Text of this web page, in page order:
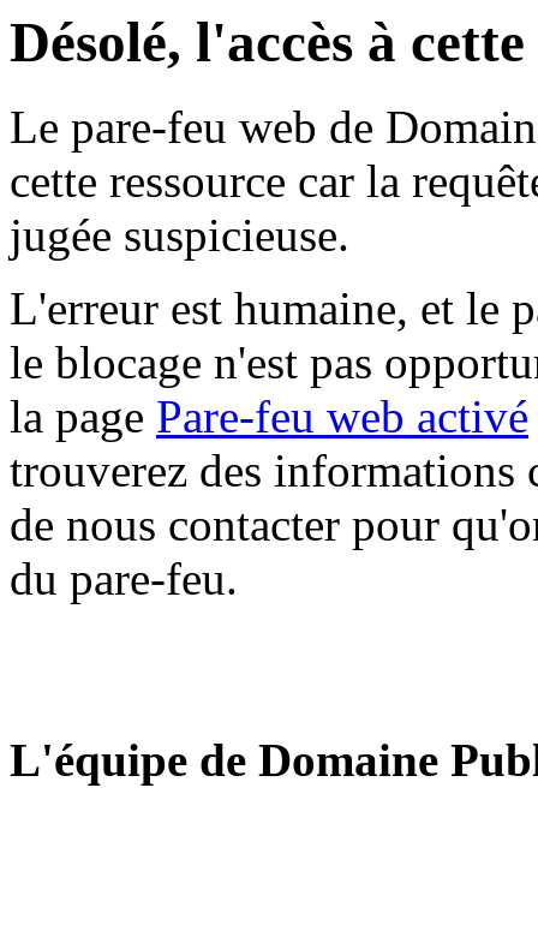
Désolé, l'accès à
Le pare-feu web de
cette ressource car la
jugée suspicieuse.
L'erreur est humaine, et le
le blocage n'est pas
la page Pare-feu web activé
trouverez des informations
de nous contacter pour
du pare-feu.
L'équipe de Domaine